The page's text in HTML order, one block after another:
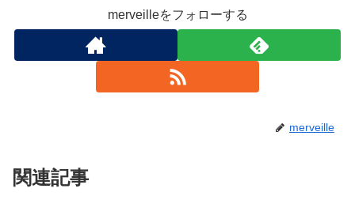
merveilleをフォローする
merveille
関連記事